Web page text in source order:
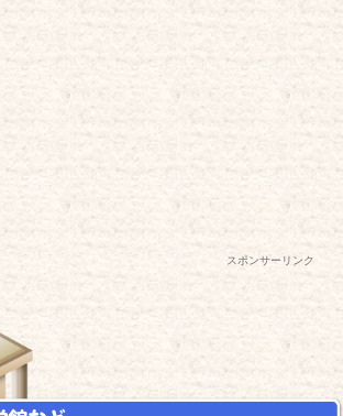
スポンサーリンク